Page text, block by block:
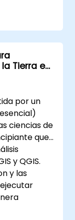
Tierra e
por un
ciencias de
que
y QGIS.
y las